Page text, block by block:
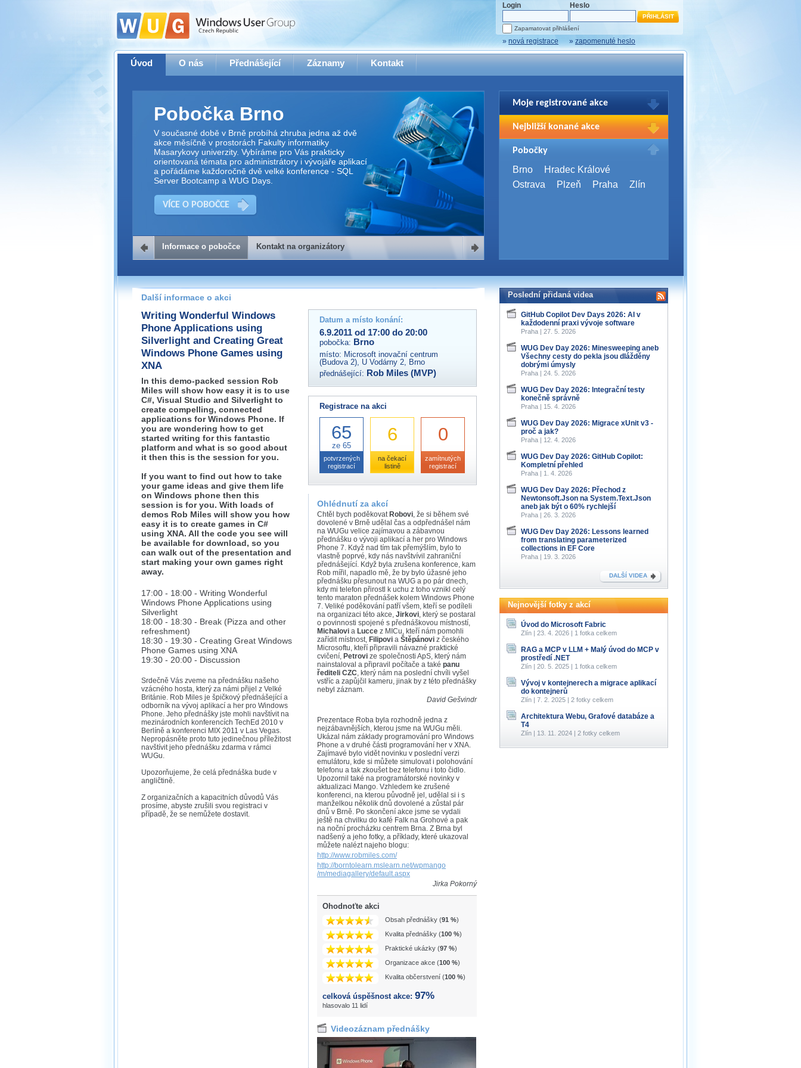
Login Heslo
Zapamatovat přihlášení
» nová registrace » zapomenuté heslo
Úvod O nás Přednášející Záznamy Kontakt
Pobočka Brno
V současné době v Brně probíhá zhruba jedna až dvě
akce měsíčně v prostorách Fakulty informatiky
Masarykovy univerzity. Vybíráme pro Vás prakticky
orientovaná témata pro administrátory i vývojáře aplikací
a pořádáme každoročně dvě velké konference - SQL
Server Bootcamp a WUG Days.
VÍCE O POBOČCE
Kontakt na organizátory
Pokud máte jakýkoliv dotaz na organizátory této akce,
prosím neváhejte nás kontaktovat na e-mailu:
brno@wug.cz
Informace o pobočce Kontakt na organizátory
Moje registrované akce
Pro zobrazení Vašich registrací na akce
se prosím přihlašte.
Nejbližší konané akce
WUG Days 2026
4. 9. 2026,Brno
SQL Server Bootcamp 2026
Pobočky
Brno
Hradec Králové
Ostrava
Plzeň Praha Zlín
Další informace o akci
Writing Wonderful Windows
Phone Applications using
Silverlight and Creating Great
Windows Phone Games using
XNA
In this demo-packed session Rob
Miles will show how easy it is to use
C#, Visual Studio and Silverlight to
create compelling, connected
applications for Windows Phone. If
you are wondering how to get
started writing for this fantastic
platform and what is so good about
it then this is the session for you.
If you want to find out how to take
your game ideas and give them life
on Windows phone then this
session is for you. With loads of
demos Rob Miles will show you how
easy it is to create games in C#
using XNA. All the code you see will
be available for download, so you
can walk out of the presentation and
start making your own games right
away.
17:00 - 18:00 - Writing Wonderful
Windows Phone Applications using
Silverlight
18:00 - 18:30 - Break (Pizza and other
refreshment)
18:30 - 19:30 - Creating Great Windows
Phone Games using XNA
19:30 - 20:00 - Discussion
Srdečně Vás zveme na přednášku našeho
vzácného hosta, který za námi přijel z Velké
Británie. Rob Miles je špičkový přednášející a
odborník na vývoj aplikací a her pro Windows
Phone. Jeho přednášky jste mohli navštívit na
mezinárodních konferencích TechEd 2010 v
Berlíně a konferenci MIX 2011 v Las Vegas.
Nepropásněte proto tuto jedinečnou příležitost
navštívit jeho přednášku zdarma v rámci
WUGu.
Upozorňujeme, že celá přednáška bude v
angličtině.
Z organizačních a kapacitních důvodů Vás
prosíme, abyste zrušili svou registraci v
případě, že se nemůžete dostavit.
Datum a místo konání:
6.9.2011 od 17:00 do 20:00
pobočka: Brno
místo: Microsoft inovační centrum
(Budova 2), U Vodárny 2, Brno
přednášející: Rob Miles (MVP)
Registrace na akci
65
ze 65
potvrzených
registrací
6
na čekací
listině
0
zamítnutých
registrací
Ohlédnutí za akcí
Chtěl bych poděkovat Robovi, že si během své
dovolené v Brně udělal čas a odpřednášel nám
na WUGu velice zajímavou a zábavnou
přednášku o vývoji aplikací a her pro Windows
Phone 7. Když nad tím tak přemýšlím, bylo to
vlastně poprvé, kdy nás navštvívil zahraniční
přednášející. Když byla zrušena konference, kam
Rob mířil, napadlo mě, že by bylo úžasné jeho
přednášku přesunout na WUG a po pár dnech,
kdy mi telefon přirostl k uchu z toho vznikl celý
tento maraton přednášek kolem Windows Phone
7. Veliké poděkování patří všem, kteří se podíleli
na organizaci této akce, Jirkovi, který se postaral
o povinnosti spojené s přednáškovou místností,
Michalovi a Lucce z MICu, kteří nám pomohli
zařídit místnost, Filipovi a Štěpánovi z českého
Microsoftu, kteří připravili návazné praktické
cvičení, Petrovi ze společnosti ApS, který nám
nainstaloval a připravil počítače a také panu
řediteli CZC, který nám na poslední chvíli vyšel
vstříc a zapůjčil kameru, jinak by z této přednášky
nebyl záznam.
David Gešvindr
Prezentace Roba byla rozhodně jedna z
nejzábavnějších, kterou jsme na WUGu měli.
Ukázal nám základy programování pro Windows
Phone a v druhé části programování her v XNA.
Zajímavé bylo vidět novinku v poslední verzi
emulátoru, kde si můžete simulovat i polohování
telefonu a tak zkoušet bez telefonu i toto čidlo.
Upozornil také na programátorské novinky v
aktualizaci Mango. Vzhledem ke zrušené
konferenci, na kterou původně jel, udělal si i s
manželkou několik dnů dovolené a zůstal pár
dnů v Brně. Po skončení akce jsme se vydali
ještě na chvilku do kafé Falk na Grohové a pak
na noční procházku centrem Brna. Z Brna byl
nadšený a jeho fotky, a příklady, které ukazoval
můžete nalézt najeho blogu:
http://www.robmiles.com/
http://borntolearn.mslearn.net/wpmango
/m/mediagallery/default.aspx
Jirka Pokorný
Ohodnoťte akci
Obsah přednášky (91 %)
Kvalita přednášky (100 %)
Praktické ukázky (97 %)
Organizace akce (100 %)
Kvalita občerstvení (100 %)
celková úspěšnost akce: 97%
hlasovalo 11 lidí
Videozáznam přednášky
Poslední přidaná videa
GitHub Copilot Dev Days 2026: AI v
každodenní praxi vývoje software
Praha | 27. 5. 2026
WUG Dev Day 2026: Minesweeping aneb
Všechny cesty do pekla jsou dlážděny
dobrými úmysly
Praha | 24. 5. 2026
WUG Dev Day 2026: Integrační testy
konečně správně
Praha | 15. 4. 2026
WUG Dev Day 2026: Migrace xUnit v3 -
proč a jak?
Praha | 12. 4. 2026
WUG Dev Day 2026: GitHub Copilot:
Kompletní přehled
Praha | 1. 4. 2026
WUG Dev Day 2026: Přechod z
Newtonsoft.Json na System.Text.Json
aneb jak být o 60% rychlejší
Praha | 26. 3. 2026
WUG Dev Day 2026: Lessons learned
from translating parameterized
collections in EF Core
Praha | 19. 3. 2026
DALŠÍ VIDEA
Nejnovější fotky z akcí
Úvod do Microsoft Fabric
Zlín | 23. 4. 2026 | 1 fotka celkem
RAG a MCP v LLM + Malý úvod do MCP v
prostředí .NET
Zlín | 20. 5. 2025 | 1 fotka celkem
Vývoj v kontejnerech a migrace aplikací
do kontejnerů
Zlín | 7. 2. 2025 | 2 fotky celkem
Architektura Webu, Grafové databáze a
T4
Zlín | 13. 11. 2024 | 2 fotky celkem